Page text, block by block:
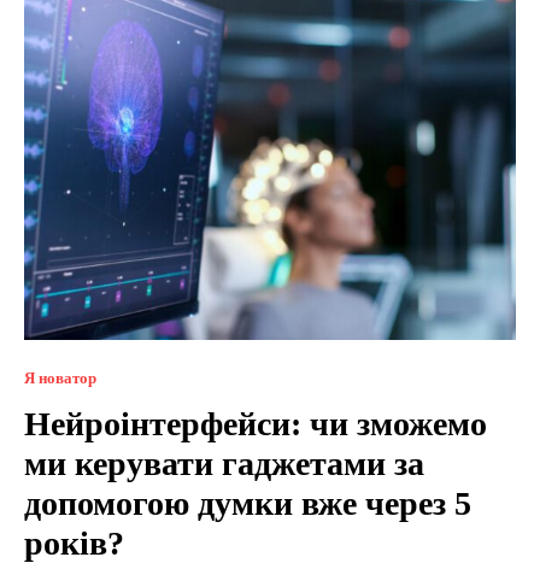
Я новатор
Нейроінтерфейси: чи зможемо
ми керувати гаджетами за
допомогою думки вже через 5
років?